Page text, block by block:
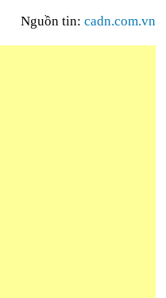
Nguồn tin: cadn.com.vn